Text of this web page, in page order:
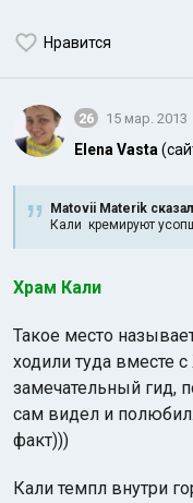
Нравится
26 15 мар. 2013
Elena Vasta
Matovii Materik
Кали кремируют
Храм Кали
Такое место
ходили туда вместе
замечательный гид,
сам видел и
факт)))
Кали темпл внутри